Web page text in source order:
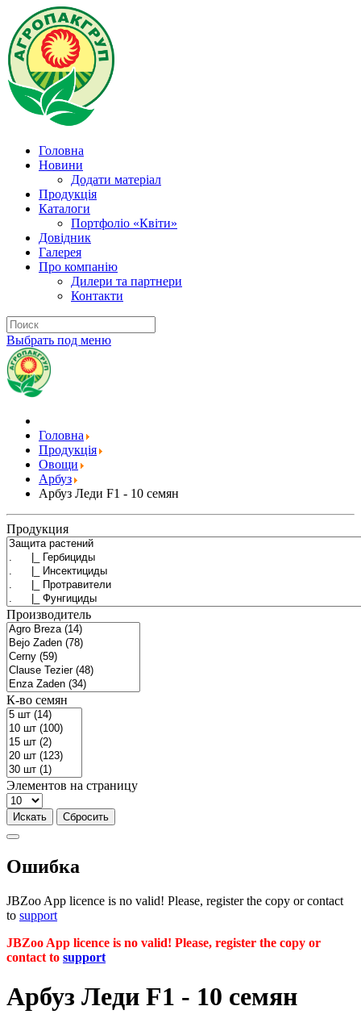
Головна
Новини
Додати матеріал
Продукція
Каталоги
Портфоліо «Квіти»
Довідник
Галерея
Про компанію
Дилери та партнери
Контакти
Выбрать под меню
Головна
Продукція
Овощи
Арбуз
Арбуз Леди F1 - 10 семян
Продукция
Производитель
К-во семян
Элементов на страницу
Ошибка
JBZoo App licence is no valid! Please, register the copy or contact
to support
JBZoo App licence is no valid! Please, register the copy or
contact to support
Арбуз Леди F1 - 10 семян